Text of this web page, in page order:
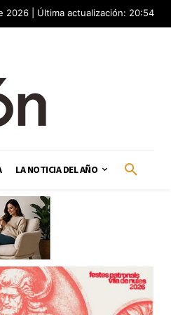
2026 | Última actualización: 20:54
LA NOTICIA DEL AÑO